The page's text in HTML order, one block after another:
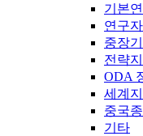
기본
연구
중장
전략
ODA
세계
중국
기타